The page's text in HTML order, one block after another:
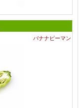
バナナピーマン